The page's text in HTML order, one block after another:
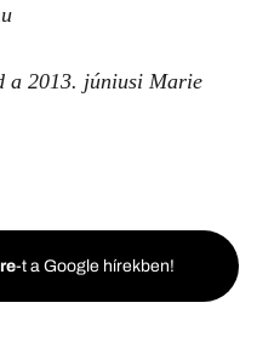
a 2013. júniusi Marie
-t a Google hírekben!